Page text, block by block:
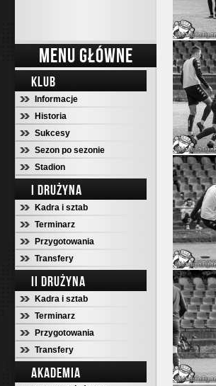
MENU GŁÓWNE
KLUB
Informacje
Historia
Sukcesy
Sezon po sezonie
Stadion
I DRUŻYNA
Kadra i sztab
Terminarz
Przygotowania
Transfery
II DRUŻYNA
Kadra i sztab
Terminarz
Przygotowania
Transfery
AKADEMIA